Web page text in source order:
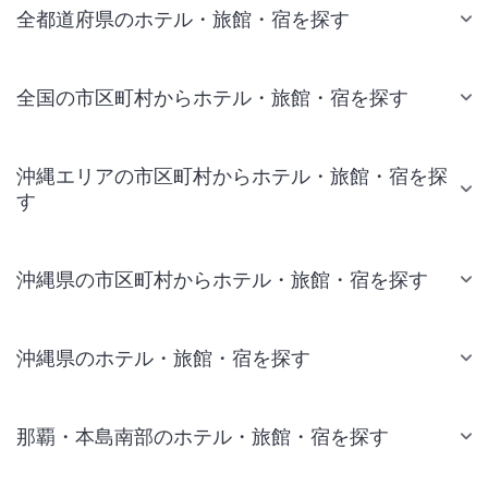
全都道府県のホテル・旅館・宿を探す
全国の市区町村からホテル・旅館・宿を探す
沖縄エリアの市区町村からホテル・旅館・宿を探
す
沖縄県の市区町村からホテル・旅館・宿を探す
沖縄県のホテル・旅館・宿を探す
那覇・本島南部のホテル・旅館・宿を探す